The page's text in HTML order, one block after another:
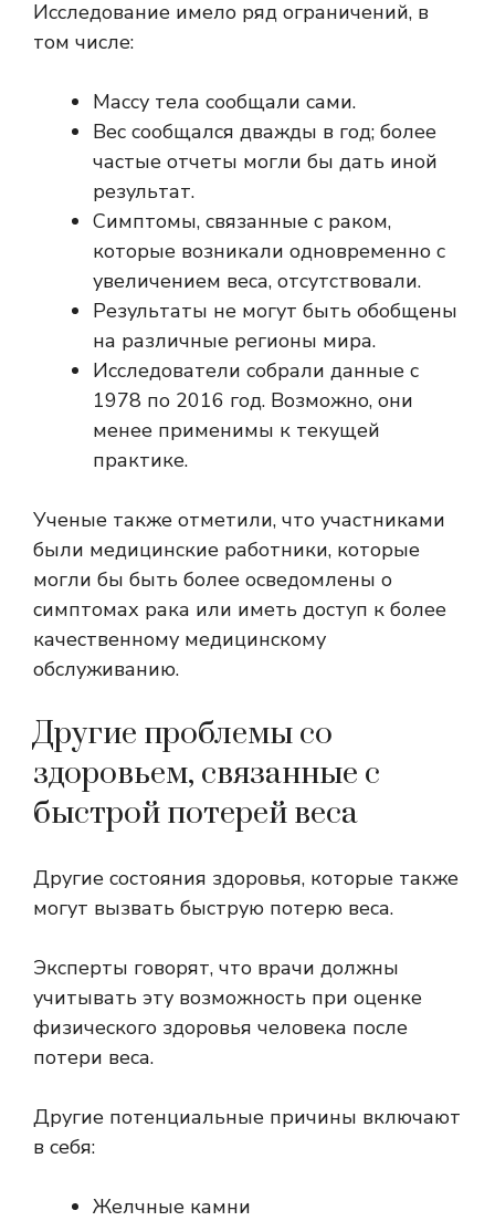
Исследование имело ряд ограничений, в
том числе:
Массу тела сообщали сами.
Вес сообщался дважды в год; более
частые отчеты могли бы дать иной
результат.
Симптомы, связанные с раком,
которые возникали одновременно с
увеличением веса, отсутствовали.
Результаты не могут быть обобщены
на различные регионы мира.
Исследователи собрали данные с
1978 по 2016 год. Возможно, они
менее применимы к текущей
практике.
Ученые также отметили, что участниками
были медицинские работники, которые
могли бы быть более осведомлены о
симптомах рака или иметь доступ к более
качественному медицинскому
обслуживанию.
Другие проблемы со
здоровьем, связанные с
быстрой потерей веса
Другие состояния здоровья, которые также
могут вызвать быструю потерю веса.
Эксперты говорят, что врачи должны
учитывать эту возможность при оценке
физического здоровья человека после
потери веса.
Другие потенциальные причины включают
в себя:
Желчные камни